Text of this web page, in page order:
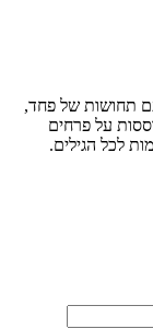
תחושות של פחד,
על פרחים
לכל הגילים.